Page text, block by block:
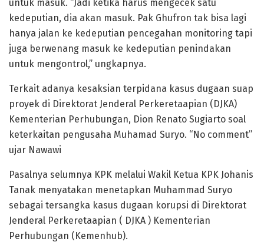
untuk masuk. “Jadi ketika harus mengecek satu
kedeputian, dia akan masuk. Pak Ghufron tak bisa lagi
hanya jalan ke kedeputian pencegahan monitoring tapi
juga berwenang masuk ke kedeputian penindakan
untuk mengontrol,” ungkapnya.
Terkait adanya kesaksian terpidana kasus dugaan suap
proyek di Direktorat Jenderal Perkeretaapian (DJKA)
Kementerian Perhubungan, Dion Renato Sugiarto soal
keterkaitan pengusaha Muhamad Suryo. “No comment”
ujar Nawawi
Pasalnya selumnya KPK melalui Wakil Ketua KPK Johanis
Tanak menyatakan menetapkan Muhammad Suryo
sebagai tersangka kasus dugaan korupsi di Direktorat
Jenderal Perkeretaapian ( DJKA ) Kementerian
Perhubungan (Kemenhub).